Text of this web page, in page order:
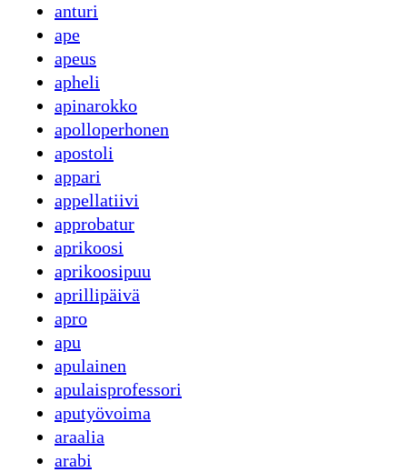
anturi
ape
apeus
apheli
apinarokko
apolloperhonen
apostoli
appari
appellatiivi
approbatur
aprikoosi
aprikoosipuu
aprillipäivä
apro
apu
apulainen
apulaisprofessori
aputyövoima
araalia
arabi